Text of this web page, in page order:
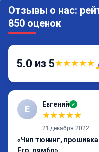
Отзывы о нас:
850 оценок
5.0 из 5★★★★★
Е Евгений ✓
★★★★★
21 декабря 2022
«Чип тюнинг,
Егр, лямбд»